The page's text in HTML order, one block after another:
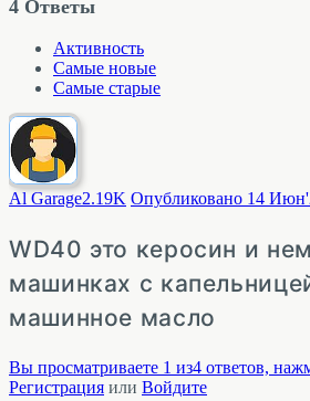
4 Ответы
Активность
Самые новые
Самые старые
Al Garage2.19K Опубликовано 14
WD40 это керосин и
машинках с
машинное масло
Вы просматриваете 1 из4 ответов,
Регистрация или Войдите